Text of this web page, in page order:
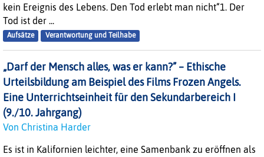
kein Ereignis des Lebens. Den Tod erlebt man nicht“1. Der
Tod ist der ...
Aufsätze Verantwortung und Teilhabe
„Darf der Mensch alles, was er kann?” – Ethische
Urteilsbildung am Beispiel des Films Frozen Angels.
Eine Unterrichtseinheit für den Sekundarbereich I
(9./10. Jahrgang)
Von Christina Harder
Es ist in Kalifornien leichter, eine Samenbank zu eröffnen als